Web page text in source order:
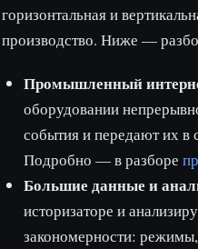
горизонтальная и
производство. Ниже —
Промышленный
оборудовании
события и передают их в
Подробно — в разборе
Большие данные и
историзаторе и
закономерности: